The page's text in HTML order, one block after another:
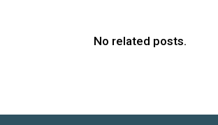
No related posts.